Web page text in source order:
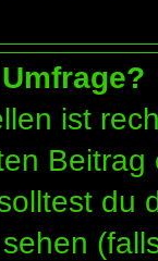
ist
du